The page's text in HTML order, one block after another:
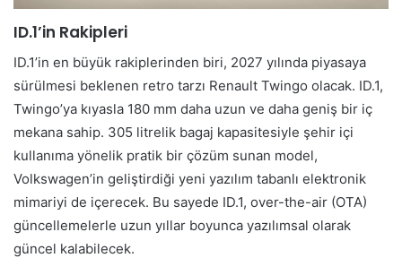
ID.1’in Rakipleri
ID.1’in en büyük rakiplerinden biri, 2027 yılında piyasaya
sürülmesi beklenen retro tarzı Renault Twingo olacak. ID.1,
Twingo’ya kıyasla 180 mm daha uzun ve daha geniş bir iç
mekana sahip. 305 litrelik bagaj kapasitesiyle şehir içi
kullanıma yönelik pratik bir çözüm sunan model,
Volkswagen’in geliştirdiği yeni yazılım tabanlı elektronik
mimariyi de içerecek. Bu sayede ID.1, over-the-air (OTA)
güncellemelerle uzun yıllar boyunca yazılımsal olarak
güncel kalabilecek.